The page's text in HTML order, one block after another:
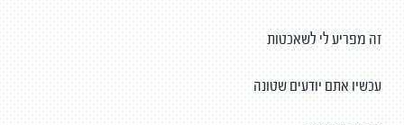
זה מפריע לי לשאכטות
עכשיו אתם יודעים שטונה